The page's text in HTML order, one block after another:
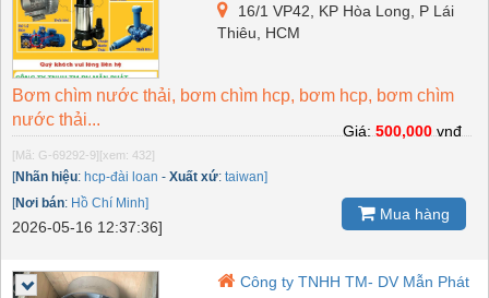
16/1 VP42, KP Hòa Long, P Lái
Thiêu, HCM
Bơm chìm nước thải, bơm chìm hcp, bơm hcp, bơm chìm
nước thải...
[Mã: G-69292-9][xem: 432]
[Nhãn hiệu: hcp-đài loan - Xuất xứ: taiwan]
[Nơi bán: Hồ Chí Minh]
2026-05-16 12:37:36]
Giá: 500,000 vnđ
Mua hàng
Công ty TNHH TM- DV Mẫn Phát